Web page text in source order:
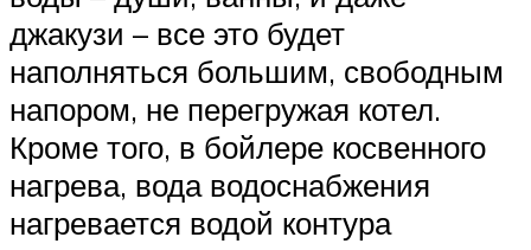
джакузи – все это будет
наполняться большим, свободным
напором, не перегружая котел.
Кроме того, в бойлере косвенного
нагрева, вода водоснабжения
нагревается водой контура